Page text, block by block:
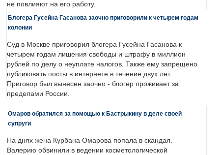
не повлияют на его работу.
Блогера Гусейна Гасанова заочно приговорили к четырем годам
колонии
Суд в Москве приговорил блогера Гусейна Гасанова к
четырем годам лишения свободы и штрафу в миллион
рублей по делу о неуплате налогов. Также ему запрещено
публиковать посты в интернете в течение двух лет.
Приговор был вынесен заочно - блогер проживает за
пределами России.
Омаров обратился за помощью к Бастрыкину в деле своей
супруги
На днях жена Курбана Омарова попала в скандал.
Валерию обвинили в ведении косметологической